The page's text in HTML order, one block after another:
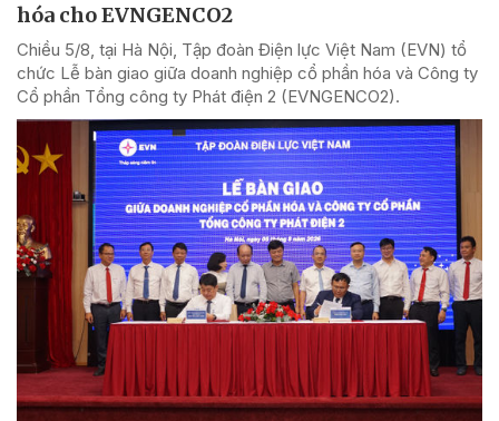
hóa cho EVNGENCO2
Chiều 5/8, tại Hà Nội, Tập đoàn Điện lực Việt Nam (EVN) tổ
chức Lễ bàn giao giữa doanh nghiệp cổ phần hóa và Công ty
Cổ phần Tổng công ty Phát điện 2 (EVNGENCO2).